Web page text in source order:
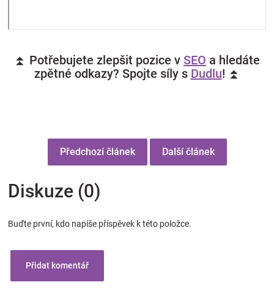
⏫ Potřebujete zlepšit pozice v SEO a hledáte
zpětné odkazy? Spojte síly s Dudlu! ⏫
Předchozí článek Další článek
Diskuze (0)
Buďte první, kdo napíše příspěvek k této položce.
Přidat komentář